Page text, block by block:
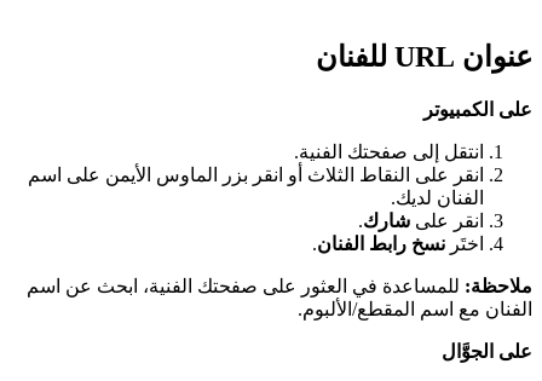
عنوان URL للفنان
على الكمبيوتر
انتقل إلى صفحتك الفنية.
انقر على النقاط الثلاث أو انقر بزر الماوس الأيمن على اسم
الفنان لديك.
انقر على شارك.
اختَر نسخ رابط الفنان.
ملاحظة: للمساعدة في العثور على صفحتك الفنية، ابحث عن اسم
الفنان مع اسم المقطع/الألبوم.
على الجوَّال